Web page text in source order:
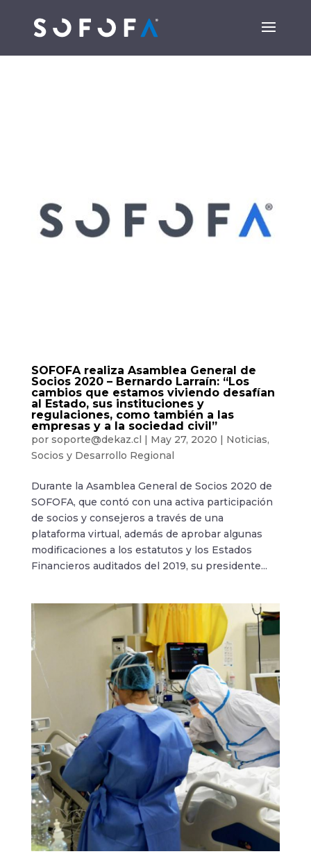
SOFOFA realiza Asamblea General de
Socios 2020 – Bernardo Larraín: “Los
cambios que estamos viviendo desafían
al Estado, sus instituciones y
regulaciones, como también a las
empresas y a la sociedad civil”
por soporte@dekaz.cl May 27, 2020 Noticias,
Socios y Desarrollo Regional
Durante la Asamblea General de Socios 2020 de
SOFOFA, que contó con una activa participación
de socios y consejeros a través de una
plataforma virtual, además de aprobar algunas
modificaciones a los estatutos y los Estados
Financieros auditados del 2019, su presidente...